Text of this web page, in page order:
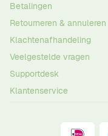
Betalingen
Retourneren & annuleren
Klachtenafhandeling
Veelgestelde vragen
Supportdesk
Klantenservice